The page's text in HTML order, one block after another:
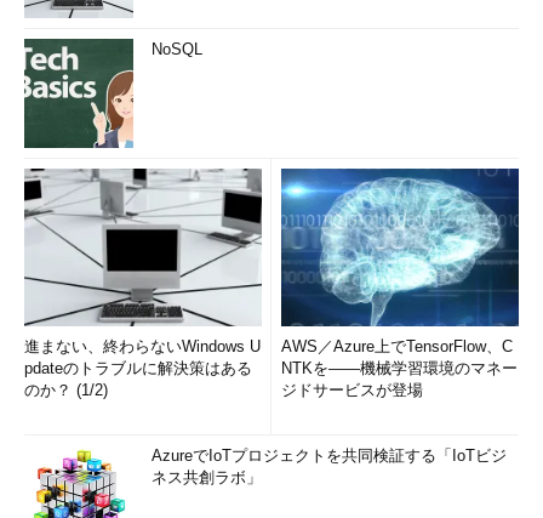
NoSQL
進まない、終わらないWindows U
pdateのトラブルに解決策はある
のか？ (1/2)
AWS／Azure上でTensorFlow、C
NTKを――機械学習環境のマネー
ジドサービスが登場
AzureでIoTプロジェクトを共同検証する「IoTビジ
ネス共創ラボ」